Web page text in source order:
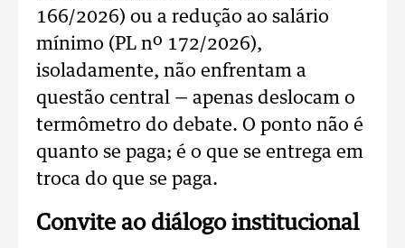
166/2026) ou a redução ao salário
mínimo (PL nº 172/2026),
isoladamente, não enfrentam a
questão central — apenas deslocam o
termômetro do debate. O ponto não é
quanto se paga; é o que se entrega em
troca do que se paga.
Convite ao diálogo institucional